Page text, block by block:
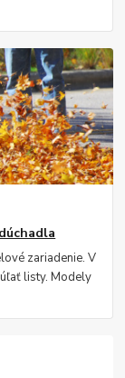
zariadenie. V
listy. Modely